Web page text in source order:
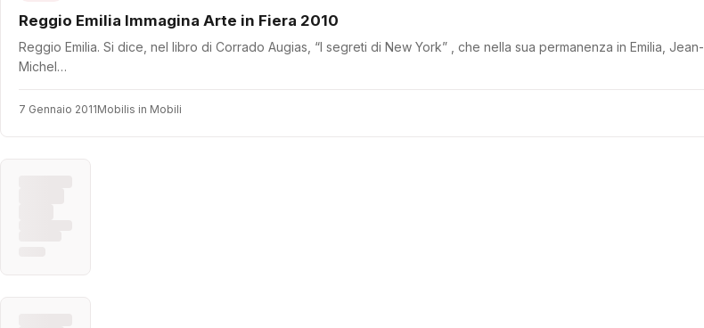
Reggio Emilia Immagina Arte in Fiera 2010
Reggio Emilia. Si dice, nel libro di Corrado Augias, “I segreti di New York” , che nella sua permanenza in Emilia, Jean-
Michel…
7 Gennaio 2011Mobilis in Mobili